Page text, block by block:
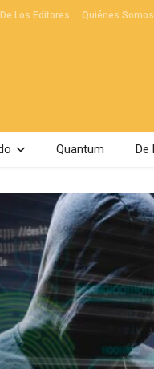
De Los Editores Quiénes Somos
Quantum De